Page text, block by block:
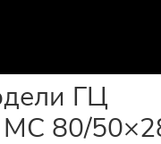
ГЦ
МС 80/